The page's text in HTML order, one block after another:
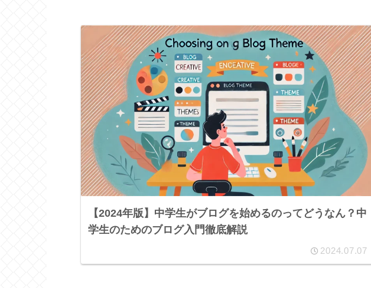
【2024年版】中学生がブログを始めるのってどうなん？中
学生のためのブログ入門徹底解説
2024.07.07